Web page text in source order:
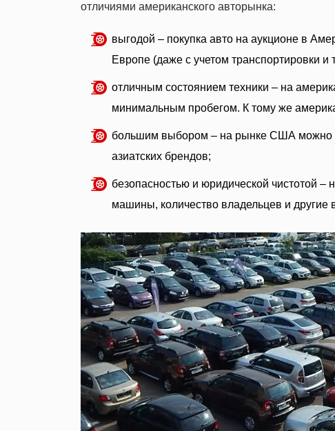
отличиями американского авторынка:
выгодой – покупка авто на аукционе в
Европе (даже с учетом транспортировки
отличным состоянием техники – на
минимальным пробегом. К тому же
большим выбором – на рынке США можно
азиатских брендов;
безопасностью и юридической чистотой
машины, количество владельцев и другие